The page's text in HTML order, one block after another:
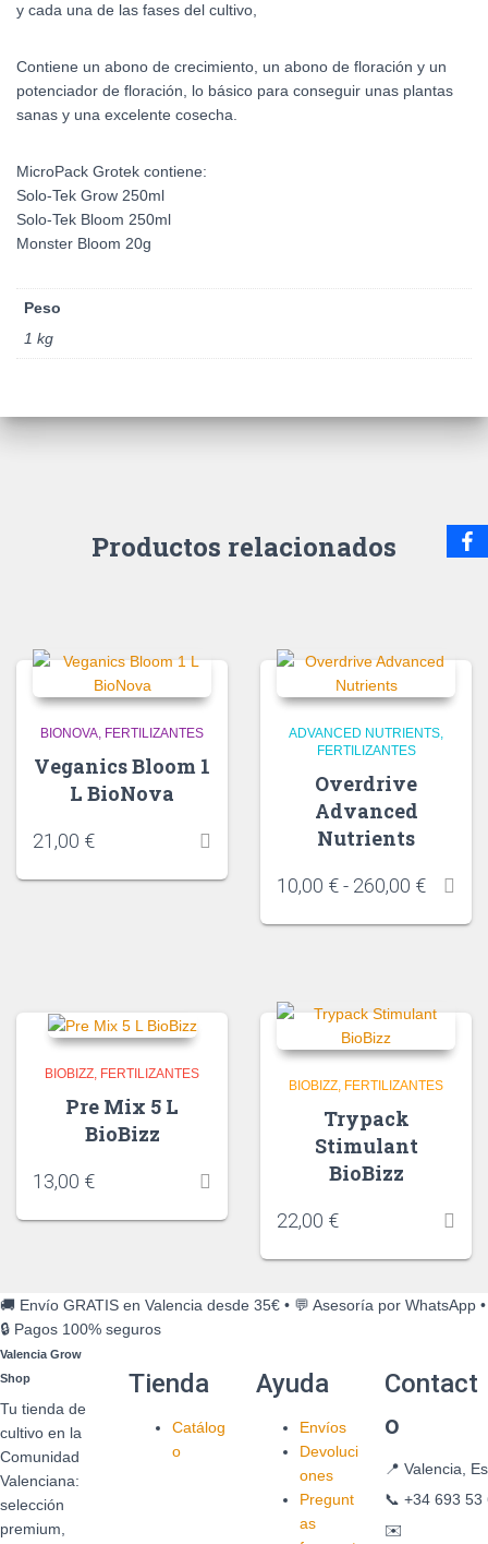
y cada una de las fases del cultivo,
Contiene un abono de crecimiento, un abono de floración y un
potenciador de floración, lo básico para conseguir unas plantas
sanas y una excelente cosecha.
MicroPack Grotek contiene:
Solo-Tek Grow 250ml
Solo-Tek Bloom 250ml
Monster Bloom 20g
Peso
1 kg
Productos relacionados
BIONOVA FERTILIZANTES
Veganics Bloom 1
L BioNova
21,00 €
ADVANCED NUTRIENTS
FERTILIZANTES
Overdrive
Advanced
Nutrients
10,00 €- 260,00 €Rango
260,00
BIOBIZZ FERTILIZANTES
Pre Mix 5 L
BioBizz
13,00 €
BIOBIZZ FERTILIZANTES
Trypack
Stimulant
BioBizz
22,00 €
🚚 Envío GRATIS en Valencia desde 35€ • 💬 Asesoría por WhatsApp •
🔒 Pagos 100% seguros
Valencia Grow
Shop
Tu tienda de
cultivo en la
Comunidad
Valenciana:
selección
premium,
Tienda
Catálog
o
Ayuda
Envíos
Devoluci
ones
Pregunt
as
Contact
o
📍 Valencia,
📞 +34 693 53
✉️